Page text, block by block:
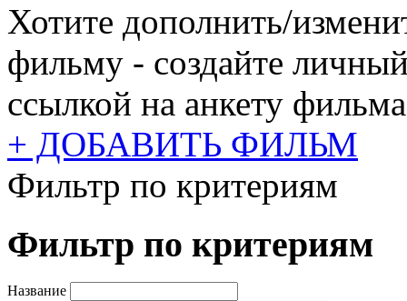
Хотите дополнить/
фильму - создайте
ссылкой на анкету
+ ДОБАВИТЬ ФИЛЬМ
Фильтр по критериям
Фильтр по критериям
Название